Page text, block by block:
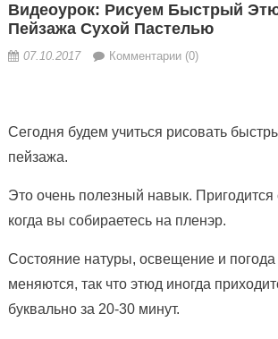
Видеоурок: Рисуем Быстрый
Пейзажа Сухой Пастелью
07.10.2017 Комментарии (0)
Сегодня будем учиться рисовать
пейзажа.
Это очень полезный навык. Пригодится
когда вы собираетесь на пленэр.
Состояние натуры, освещение и
меняются, так что этюд иногда
буквально за 20-30 минут.